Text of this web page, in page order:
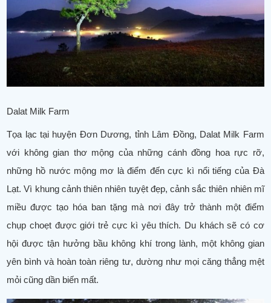
Dalat Milk Farm
Tọa lạc tại huyện Đơn Dương, tỉnh Lâm Đồng, Dalat Milk Farm
với không gian thơ mộng của những cánh đồng hoa rực rỡ,
những hồ nước mộng mơ là điểm đến cực kì nổi tiếng của Đà
Lạt. Vì khung cảnh thiên nhiên tuyệt đẹp, cảnh sắc thiên nhiên mĩ
miều được tạo hóa ban tặng mà nơi đây trở thành một điểm
chụp choẹt được giới trẻ cực kì yêu thích. Du khách sẽ có cơ
hội được tận hưởng bầu không khí trong lành, một không gian
yên bình và hoàn toàn riêng tư, dường như mọi căng thẳng mệt
mỏi cũng dần biến mất.